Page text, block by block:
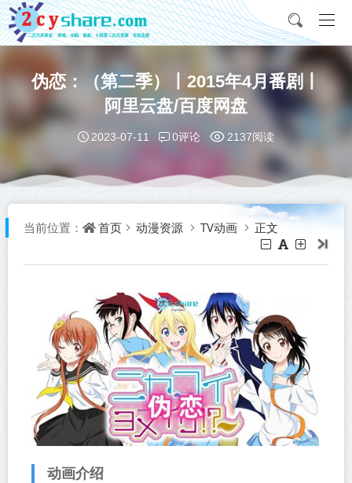
伪恋：（第二季）丨2015年4月番剧丨
阿里云盘/百度网盘
2023-07-11 0评论 2137阅读
当前位置： 首页 动漫资源 TV动画 正文
动画介绍